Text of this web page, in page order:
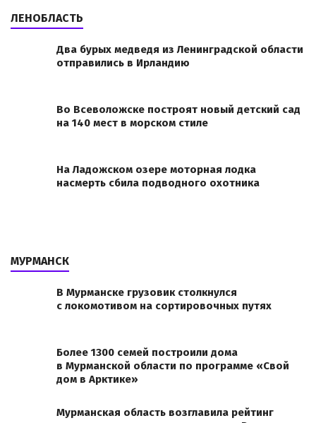
ЛЕНОБЛАСТЬ
Два бурых медведя из Ленинградской области
отправились в Ирландию
Во Всеволожске построят новый детский сад
на 140 мест в морском стиле
На Ладожском озере моторная лодка
насмерть сбила подводного охотника
МУРМАНСК
В Мурманске грузовик столкнулся
с локомотивом на сортировочных путях
Более 1300 семей построили дома
в Мурманской области по программе «Свой
дом в Арктике»
Мурманская область возглавила рейтинг